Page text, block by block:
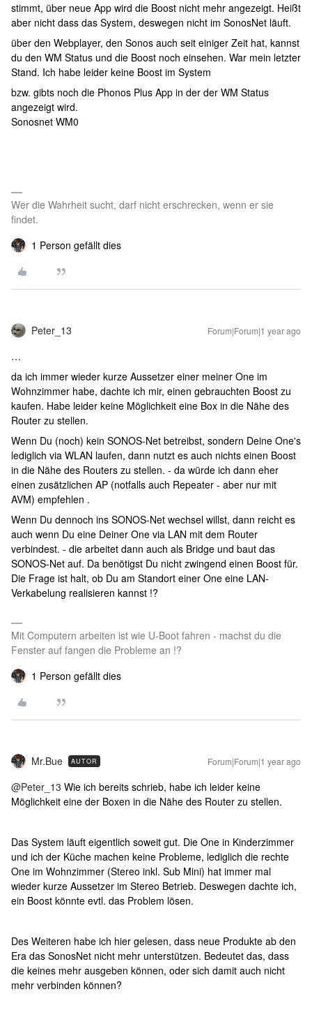
stimmt, über neue App wird die Boost nicht mehr angezeigt. Heißt
aber nicht dass das System, deswegen nicht im SonosNet läuft.
über den Webplayer, den Sonos auch seit einiger Zeit hat, kannst
du den WM Status und die Boost noch einsehen. War mein letzter
Stand. Ich habe leider keine Boost im System
bzw. gibts noch die Phonos Plus App in der der WM Status
angezeigt wird.
Sonosnet WM0
Wer die Wahrheit sucht, darf nicht erschrecken, wenn er sie
findet.
1 Person gefällt dies
Peter_13 Forum|Forum|1 year ago
…
da ich immer wieder kurze Aussetzer einer meiner One im
Wohnzimmer habe, dachte ich mir, einen gebrauchten Boost zu
kaufen. Habe leider keine Möglichkeit eine Box in die Nähe des
Router zu stellen.
Wenn Du (noch) kein SONOS-Net betreibst, sondern Deine One's
lediglich via WLAN laufen, dann nutzt es auch nichts einen Boost
in die Nähe des Routers zu stellen. - da würde ich dann eher
einen zusätzlichen AP (notfalls auch Repeater - aber nur mit
AVM) empfehlen .
Wenn Du dennoch ins SONOS-Net wechsel willst, dann reicht es
auch wenn Du eine Deiner One via LAN mit dem Router
verbindest. - die arbeitet dann auch als Bridge und baut das
SONOS-Net auf. Da benötigst Du nicht zwingend einen Boost für.
Die Frage ist halt, ob Du am Standort einer One eine LAN-
Verkabelung realisieren kannst !?
Mit Computern arbeiten ist wie U-Boot fahren - machst du die
Fenster auf fangen die Probleme an !?
1 Person gefällt dies
Mr.Bue AUTOR Forum|Forum|1 year ago
@Peter_13 Wie ich bereits schrieb, habe ich leider keine
Möglichkeit eine der Boxen in die Nähe des Router zu stellen.
Das System läuft eigentlich soweit gut. Die One in Kinderzimmer
und ich der Küche machen keine Probleme, lediglich die rechte
One im Wohnzimmer (Stereo inkl. Sub Mini) hat immer mal
wieder kurze Aussetzer im Stereo Betrieb. Deswegen dachte ich,
ein Boost könnte evtl. das Problem lösen.
Des Weiteren habe ich hier gelesen, dass neue Produkte ab den
Era das SonosNet nicht mehr unterstützen. Bedeutet das, dass
die keines mehr ausgeben können, oder sich damit auch nicht
mehr verbinden können?